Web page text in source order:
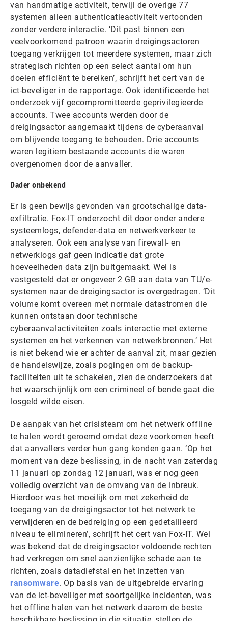
van handmatige activiteit, terwijl de overige 77
systemen alleen authenticatieactiviteit vertoonden
zonder verdere interactie. ‘Dit past binnen een
veelvoorkomend patroon waarin dreigingsactoren
toegang verkrijgen tot meerdere systemen, maar zich
strategisch richten op een select aantal om hun
doelen efficiënt te bereiken’, schrijft het cert van de
ict-beveliger in de rapportage. Ook identificeerde het
onderzoek vijf gecompromitteerde geprivilegieerde
accounts. Twee accounts werden door de
dreigingsactor aangemaakt tijdens de cyberaanval
om blijvende toegang te behouden. Drie accounts
waren legitiem bestaande accounts die waren
overgenomen door de aanvaller.
Dader onbekend
Er is geen bewijs gevonden van grootschalige data-
exfiltratie. Fox-IT onderzocht dit door onder andere
systeemlogs, defender-data en netwerkverkeer te
analyseren. Ook een analyse van firewall- en
netwerklogs gaf geen indicatie dat grote
hoeveelheden data zijn buitgemaakt. Wel is
vastgesteld dat er ongeveer 2 GB aan data van TU/e-
systemen naar de dreigingsactor is overgedragen. ‘Dit
volume komt overeen met normale datastromen die
kunnen ontstaan door technische
cyberaanvalactiviteiten zoals interactie met externe
systemen en het verkennen van netwerkbronnen.’ Het
is niet bekend wie er achter de aanval zit, maar gezien
de handelswijze, zoals pogingen om de backup-
faciliteiten uit te schakelen, zien de onderzoekers dat
het waarschijnlijk om een crimineel of bende gaat die
losgeld wilde eisen.
De aanpak van het crisisteam om het netwerk offline
te halen wordt geroemd omdat deze voorkomen heeft
dat aanvallers verder hun gang konden gaan. ‘Op het
moment van deze beslissing, in de nacht van zaterdag
11 januari op zondag 12 januari, was er nog geen
volledig overzicht van de omvang van de inbreuk.
Hierdoor was het moeilijk om met zekerheid de
toegang van de dreigingsactor tot het netwerk te
verwijderen en de bedreiging op een gedetailleerd
niveau te elimineren’, schrijft het cert van Fox-IT. Wel
was bekend dat de dreigingsactor voldoende rechten
had verkregen om snel aanzienlijke schade aan te
richten, zoals datadiefstal en het inzetten van
ransomware. Op basis van de uitgebreide ervaring
van de ict-beveiliger met soortgelijke incidenten, was
het offline halen van het netwerk daarom de beste